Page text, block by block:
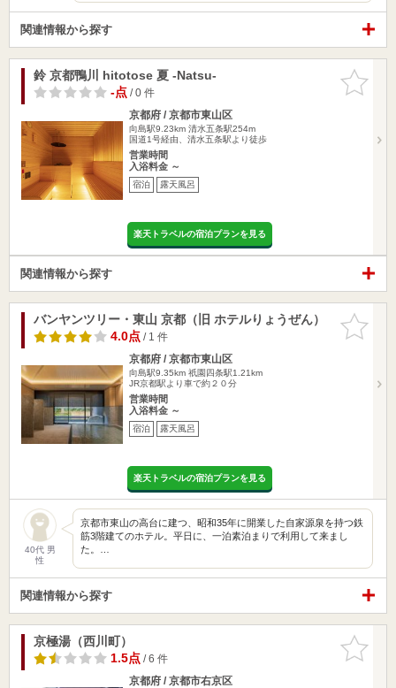
関連情報から探す
お気に入
りに追加
鈴 京都鴨川 hitotose 夏 -Natsu-
-点/ 0 件
京都府 / 京都市東山区
向島駅9.23km 清水五条駅254m
国道1号経由、清水五条駅より徒歩
営業時間
入浴料金 ～
宿泊 露天風呂
楽天トラベルの宿泊プランを見る
関連情報から探す
お気に入
りに追加
バンヤンツリー・東山 京都（旧 ホテルりょうぜん）
4.0点/ 1 件
京都府 / 京都市東山区
向島駅9.35km 祇園四条駅1.21km
JR京都駅より車で約２０分
営業時間
入浴料金 ～
宿泊 露天風呂
楽天トラベルの宿泊プランを見る
40代 男
性
京都市東山の高台に建つ、昭和35年に開業した自家源泉を持つ鉄
筋3階建てのホテル。平日に、一泊素泊まりで利用して来まし
た。…
関連情報から探す
お気に入
りに追加
京極湯（西川町）
1.5点/ 6 件
京都府 / 京都市右京区